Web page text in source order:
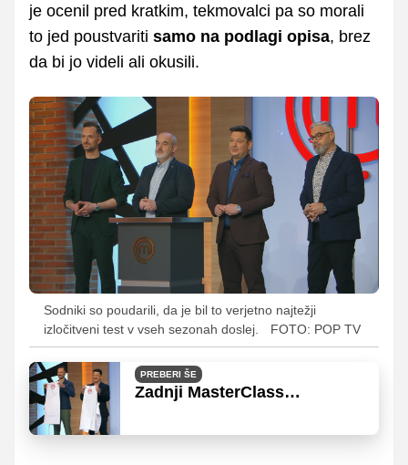
je ocenil pred kratkim, tekmovalci pa so morali
to jed poustvariti samo na podlagi opisa, brez
da bi jo videli ali okusili.
Sodniki so poudarili, da je bil to verjetno najtežji
izločitveni test v vseh sezonah doslej.
FOTO: POP TV
PREBERI ŠE
Zadnji MasterClass